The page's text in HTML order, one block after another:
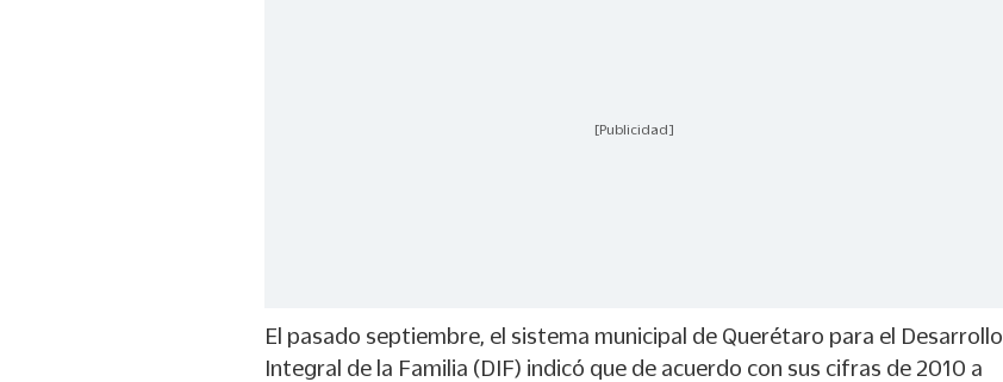
[Publicidad]
El pasado septiembre, el sistema municipal de Querétaro para el Desarrollo
Integral de la Familia (DIF) indicó que de acuerdo con sus cifras de 2010 a